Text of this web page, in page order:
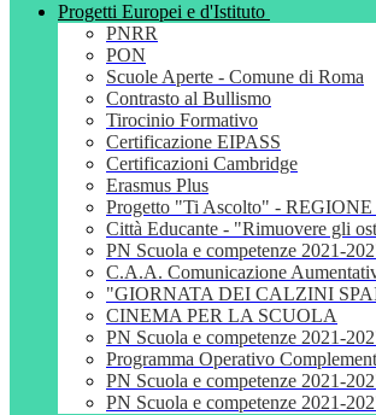
Progetti Europei e d'Istituto
PNRR
PON
Scuole Aperte - Comune di Roma
Contrasto al Bullismo
Tirocinio Formativo
Certificazione EIPASS
Certificazioni Cambridge
Erasmus Plus
Progetto "Ti Ascolto" -
Città Educante - "Rimuovere gli
PN Scuola e competenze 2021-
C.A.A. Comunicazione
"GIORNATA DEI CALZINI
CINEMA PER LA SCUOLA
PN Scuola e competenze 2021-
Programma Operativo
PN Scuola e competenze 2021-
PN Scuola e competenze 2021-